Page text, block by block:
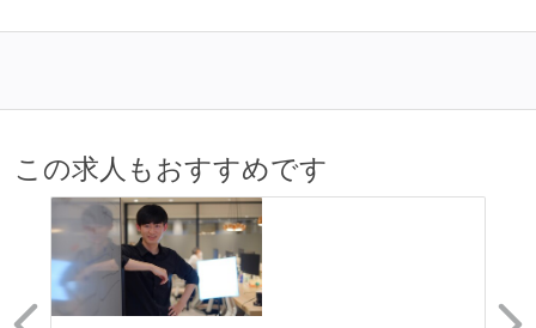
この求人もおすすめです